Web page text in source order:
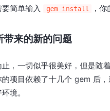
简单输入
gem install ，
带来的新的问题
，一切似乎很美好，但是随
项目依赖了十几个 gem 后
境。